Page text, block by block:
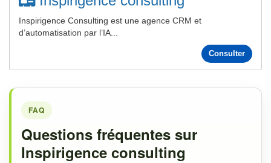
Inspirigence Consulting est une agence CRM et
d’automatisation par l’IA...
Consulter
FAQ
Questions fréquentes sur
Inspirigence consulting